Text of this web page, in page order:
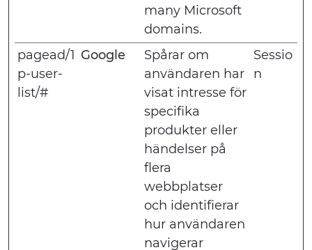
many Microsoft
domains.
pagead/1
p-user-
list/#
Google
Spårar om
användaren har
visat intresse för
specifika
produkter eller
händelser på
flera
webbplatser
och identifierar
hur användaren
navigerar
Sessio
n